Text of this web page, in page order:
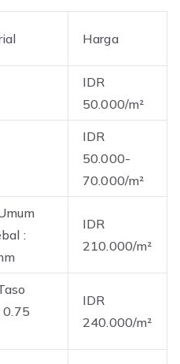
Harga
IDR
50.000/m²
IDR
50.000-
70.000/m²
:
IDR
210.000/m²
0.75
IDR
240.000/m²